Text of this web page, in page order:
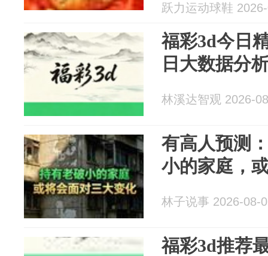
跃力运动球鞋
福彩3d今日
日大数据分
林溪达智观 2026-
有高人预测
小的家庭，
林子说事 2026-08-
福彩3d推荐